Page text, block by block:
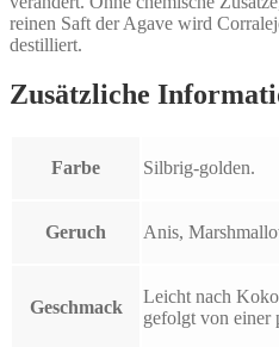
reinen Saft der Agave wird
destilliert.
Zusätzliche
Farbe Silbrig-golden.
Geruch Anis,
Geschmack
Leicht nach
gefolgt von einer